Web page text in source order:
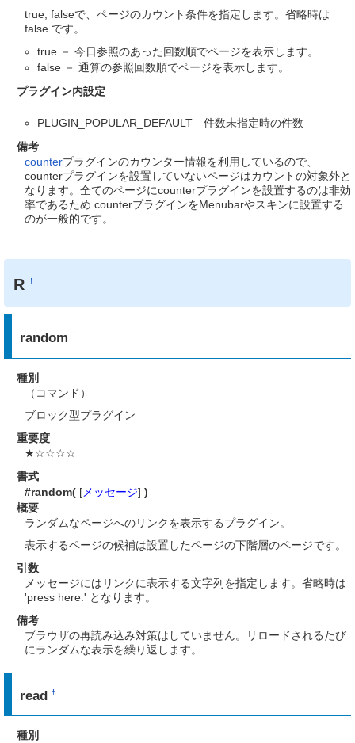
true, falseで、ページのカウント条件を指定します。省略時は
false です。
true － 今日参照のあった回数順でページを表示します。
false － 通算の参照回数順でページを表示します。
プラグイン内設定
PLUGIN_POPULAR_DEFAULT 件数未指定時の件数
備考
counterプラグインのカウンター情報を利用しているので、
counterプラグインを設置していないページはカウントの対象外と
なります。全てのページにcounterプラグインを設置するのは非効
率であるため counterプラグインをMenubarやスキンに設置する
のが一般的です。
R†
random†
種別
（コマンド）
ブロック型プラグイン
重要度
★☆☆☆☆
書式
#random( [ メッセージ] )
概要
ランダムなページへのリンクを表示するプラグイン。
表示するページの候補は設置したページの下階層のページです。
引数
メッセージにはリンクに表示する文字列を指定します。省略時は
'press here.' となります。
備考
ブラウザの再読み込み対策はしていません。リロードされるたび
にランダムな表示を繰り返します。
read†
種別